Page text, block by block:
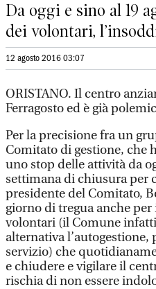
Da oggi e sino al 19
dei volontari,
12 agosto 2016 03:07
ORISTANO. Il centro
Ferragosto ed è già
Per la precisione fra un
Comitato di gestione, che
uno stop delle attività da
settimana di chiusura per
presidente del Comitato,
giorno di tregua anche
volontari (il Comune
alternativa l’autogestione,
servizio) che
e chiudere e vigilare il
rischia di non essere